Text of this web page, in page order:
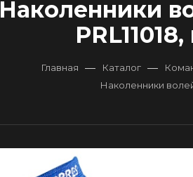
Наколенники
Главная — Каталог —
Наколенники